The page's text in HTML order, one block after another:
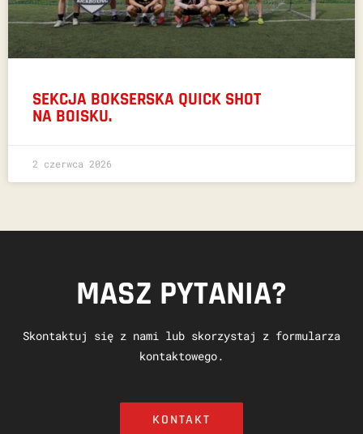
SEKCJA BOKSERSKA QUICK SHOT
NA BOISKU.
2 czerwca 2026
MASZ PYTANIA?
Skontaktuj się z nami lub skorzystaj z formularza
kontaktowego.
KONTAKT